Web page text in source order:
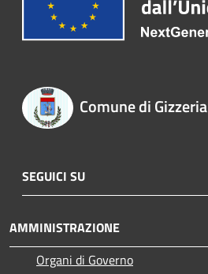
Comune di Gizzeria
SEGUICI SU
AMMINISTRAZIONE
Organi di Governo